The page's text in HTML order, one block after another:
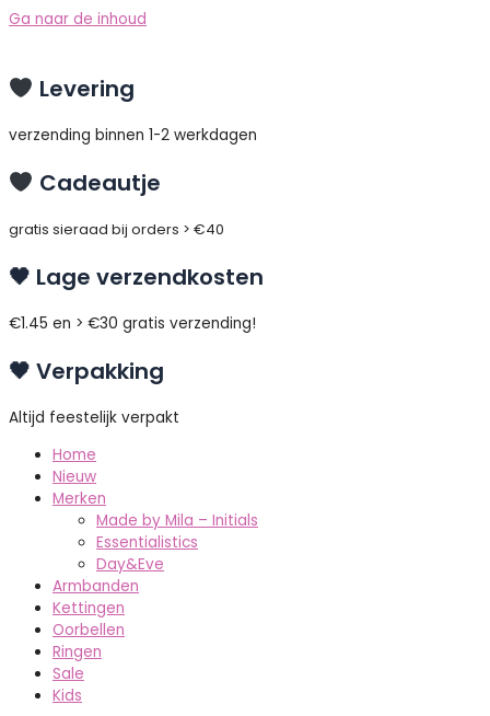
Ga naar de inhoud
Levering
verzending binnen 1-2 werkdagen
Cadeautje
gratis sieraad bij orders > €40
🖤 Lage verzendkosten
€1.45 en > €30 gratis verzending!
🖤 Verpakking
Altijd feestelijk verpakt
Home
Nieuw
Merken
Made by Mila – Initials
Essentialistics
Day&Eve
Armbanden
Kettingen
Oorbellen
Ringen
Sale
Kids